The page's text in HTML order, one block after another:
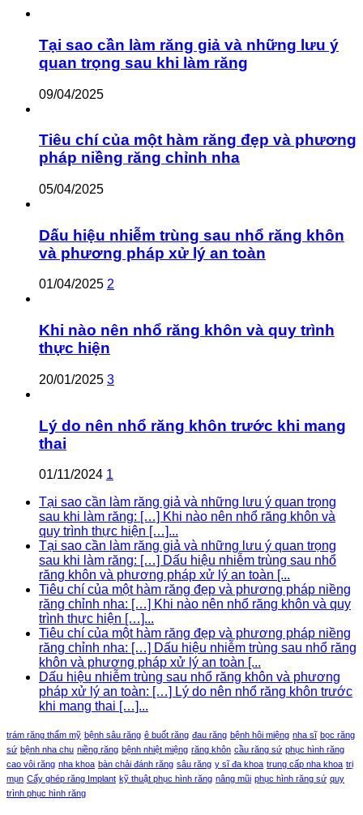
Tại sao cần làm răng giả và những lưu ý
quan trọng sau khi làm răng
09/04/2025
Tiêu chí của một hàm răng đẹp và phương
pháp niềng răng chỉnh nha
05/04/2025
Dấu hiệu nhiễm trùng sau nhổ răng khôn
và phương pháp xử lý an toàn
01/04/2025 2
Khi nào nên nhổ răng khôn và quy trình
thực hiện
20/01/2025 3
Lý do nên nhổ răng khôn trước khi mang
thai
01/11/2024 1
Tại sao cần làm răng giả và những lưu ý quan trọng
sau khi làm răng: […] Khi nào nên nhổ răng khôn và
quy trình thực hiện […]...
Tại sao cần làm răng giả và những lưu ý quan trọng
sau khi làm răng: […] Dấu hiệu nhiễm trùng sau nhổ
răng khôn và phương pháp xử lý an toàn [...
Tiêu chí của một hàm răng đẹp và phương pháp niềng
răng chỉnh nha: […] Khi nào nên nhổ răng khôn và quy
trình thực hiện […]...
Tiêu chí của một hàm răng đẹp và phương pháp niềng
răng chỉnh nha: […] Dấu hiệu nhiễm trùng sau nhổ răng
khôn và phương pháp xử lý an toàn [...
Dấu hiệu nhiễm trùng sau nhổ răng khôn và phương
pháp xử lý an toàn: […] Lý do nên nhổ răng khôn trước
khi mang thai […]...
trám răng thẩm mỹ bệnh sâu răng ê buốt răng đau răng bệnh hôi miệng nha sĩ bọc răng
sứ bệnh nha chu niềng răng bệnh nhiệt miệng răng khôn cầu răng sứ phục hình răng
cao vôi răng nha khoa bàn chải đánh răng sâu răng y sĩ đa khoa trung cấp nha khoa trị
mụn Cấy ghép răng Implant kỹ thuật phục hình răng nâng mũi phục hình răng sứ quy
trình phục hình răng